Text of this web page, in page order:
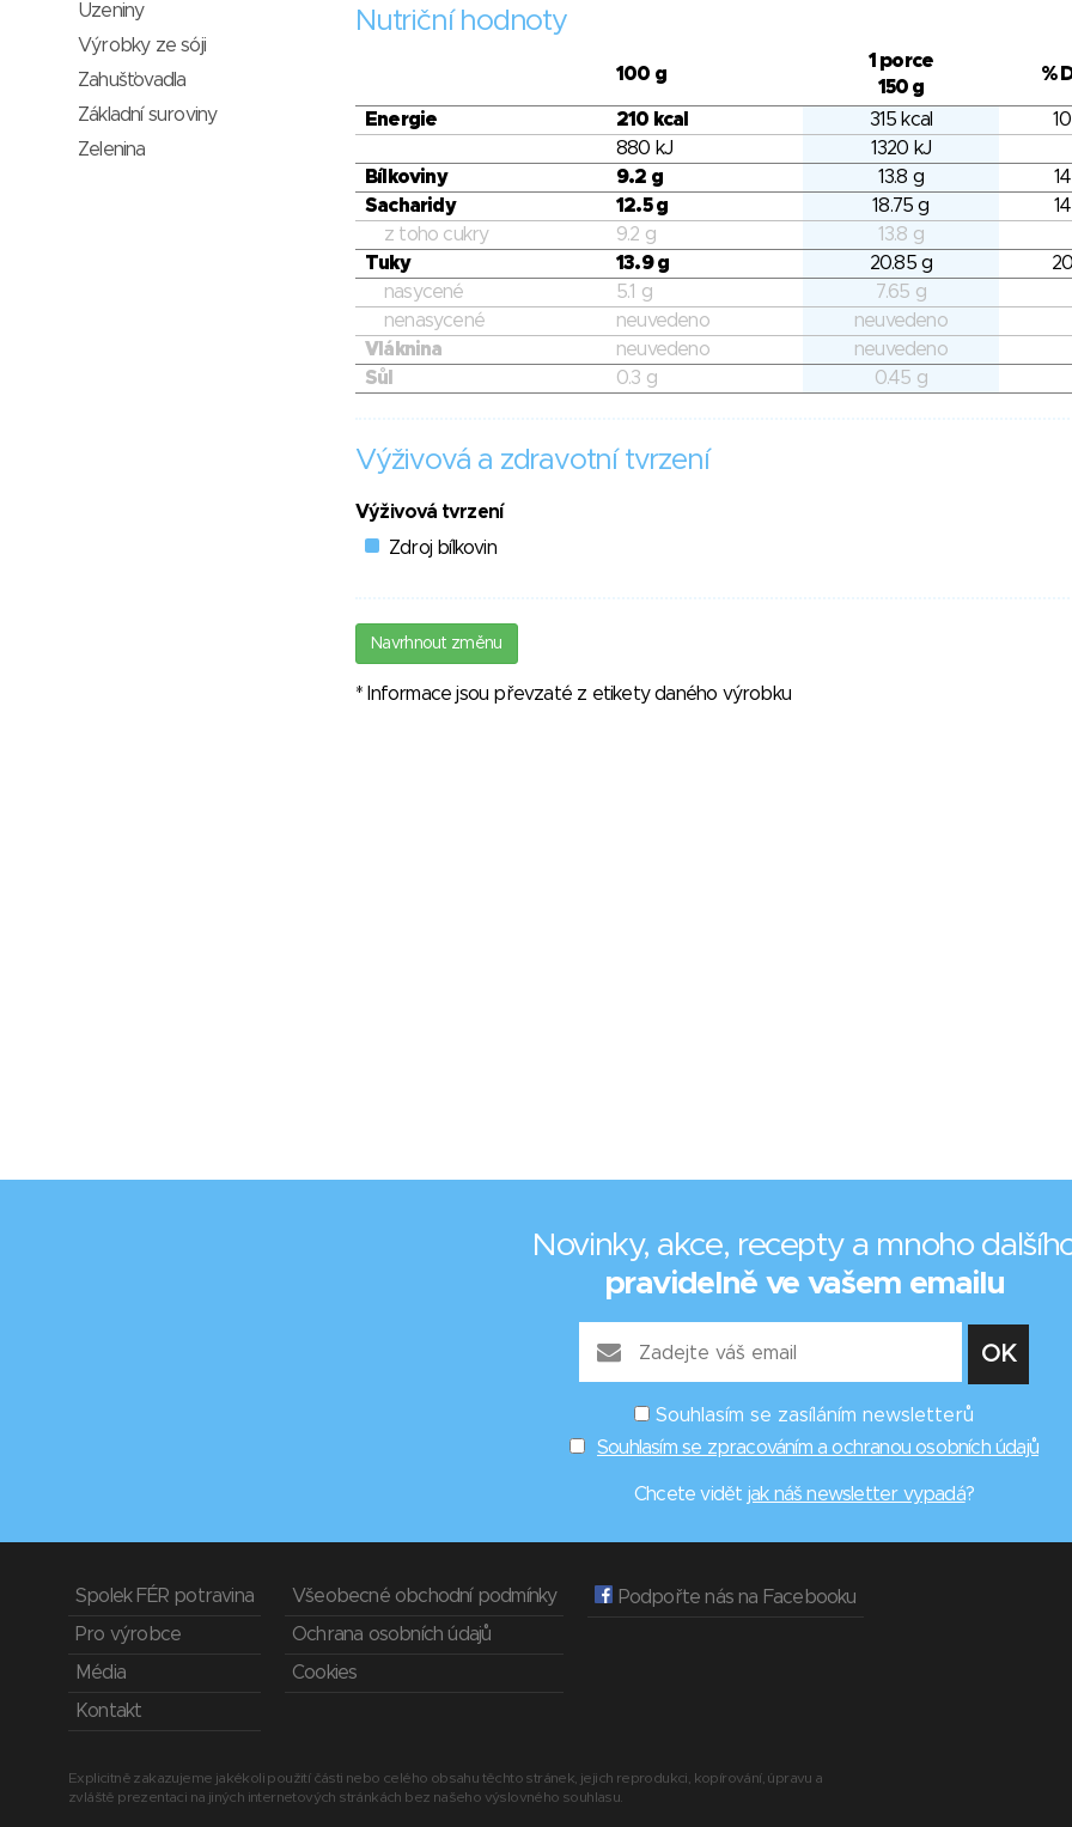
Nutriční hodnoty
100 g
1 porce
150 g
%
Energie 210 kcal 315 kcal
880 kJ
1320 kJ
Bílkoviny
9.2 g 13.8 g
Sacharidy
12.5 g 18.75 g
z toho cukry
9.2 g
13.8 g
Tuky
13.9 g 20.85 g
nasycené
5.1 g
7.65 g
nenasycené
neuvedeno
neuvedeno
Vláknina
neuvedeno
neuvedeno
Sůl
0.3 g 0.45 g
Výživová a zdravotní tvrzení
Výživová tvrzení
Zdroj bílkovin
Navrhnout změnu
* Informace jsou převzaté z etikety daného výrobku
Uzeniny
Výrobky ze sóji
Zahušťovadla
Základní suroviny
Zelenina
Novinky, akce, recepty a mnoho
pravidelně ve vašem emailu
Souhlasím se zasíláním newsletterů
Souhlasím se zpracováním a ochranou osobních údajů
Chcete vidět jak náš newsletter vypadá?
Spolek FÉR potravina
Pro výrobce
Média
Kontakt
Všeobecné obchodní podmínky
Ochrana osobních údajů
Cookies
Podpořte nás na Facebooku
Explicitně zakazujeme jakékoli použití části nebo celého obsahu těchto stránek, jejich reprodukci, kopírování, úpravu a
zvláště prezentaci na jiných internetových stránkách bez našeho výslovného souhlasu.